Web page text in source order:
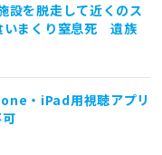
設を脱走して近くのス
いまくり窒息死 遺族
・iPad用視聴アプリ